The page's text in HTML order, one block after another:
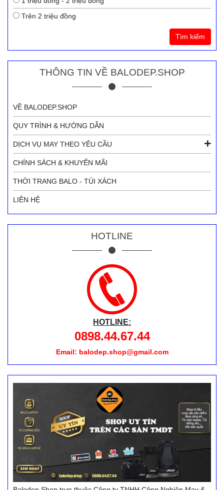
Trên 2 triệu đồng
Tìm kiếm
THÔNG TIN VỀ BALODEP.SHOP
VỀ BALODEP.SHOP
QUY TRÌNH & HƯỚNG DẪN
DỊCH VỤ MAY THEO YÊU CẦU
CHÍNH SÁCH & KHUYẾN MÃI
THỜI TRANG BALO - TÚI XÁCH
LIÊN HỆ
HOTLINE
HOTLINE:
0898.44.67.44
Email: balodep.shop@gmail.com